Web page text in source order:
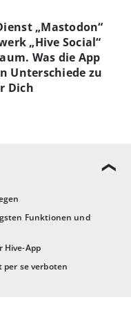
Funktionen und
App
per se verboten
„Mastodon“
„Hive Social“
Was die App
Unterschiede zu
Dich